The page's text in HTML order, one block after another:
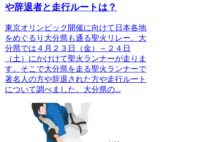
や辞退者と走行ルートは？
東京オリンピック開催に向けて日本各地
をめぐるり大分県も通る聖火リレー。大
分県では４月２３日（金）～２４日
（土）にかけけて聖火ランナーが走りま
す。そこで大分県を走る聖火ランナーで
著名人の方や辞退された方や走行ルート
について調べました。大分県の...